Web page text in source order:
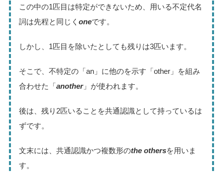
この中の1匹目は特定ができないため、用いる不定代名
詞は先程と同じく oneです。
しかし、1匹目を除いたとしても残りは3匹います。
そこで、不特定の「an」に他のを示す「other」を組み
合わせた「another」が使われます。
後は、残り2匹いることを共通認識として持っているは
ずです。
文末には、共通認識かつ複数形のthe othersを用いま
す。